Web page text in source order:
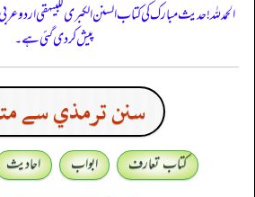
الحمدللہ! حدیث مبارک کی کتاب السنن الكبرى للبيهقي
پیش کر دی گئی ہے۔
سنن ترمذي سے
کتاب تعارف ابواب احادیث